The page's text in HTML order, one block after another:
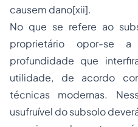
causem dano[xii].
No que se refere ao
proprietário opor-se
profundidade que
utilidade, de acordo
técnicas modernas.
usufruível do subsolo